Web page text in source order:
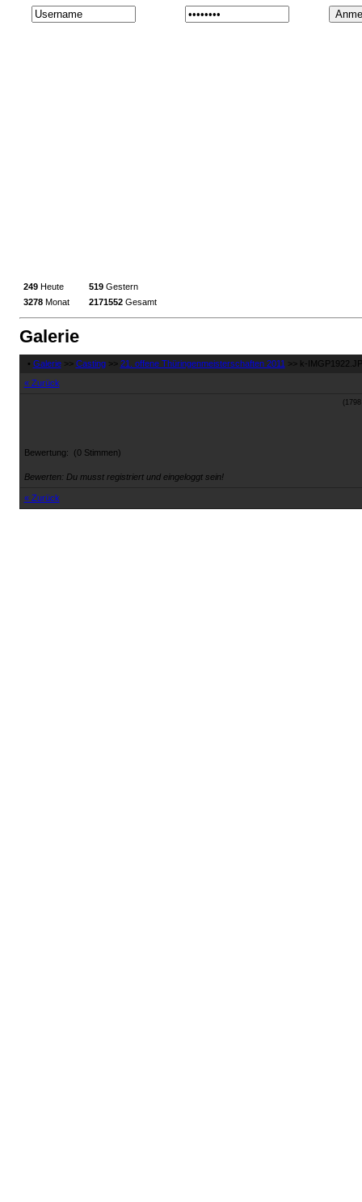
249Heute 519Gestern
3278Monat 2171552Gesamt
Galerie
• Galerie>> Casting>> 21. offene Thüringenmeisterschaften 2011
>> k-
« Zurück
Bewertung: (0 Stimmen)
Bewerten: Du musst registriert und eingeloggt sein!
« Zurück